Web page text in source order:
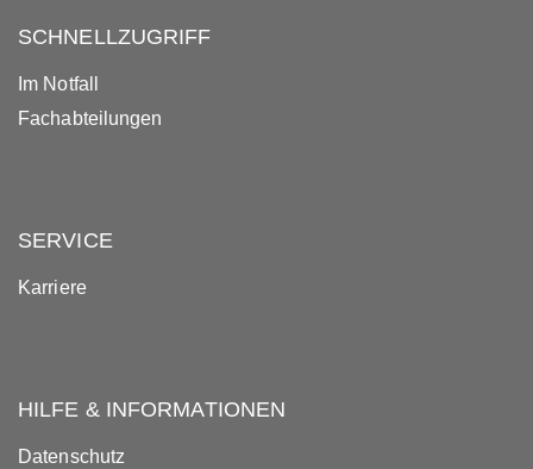
SCHNELLZUGRIFF
Im Notfall
Fachabteilungen
SERVICE
Karriere
HILFE & INFORMATIONEN
Datenschutz